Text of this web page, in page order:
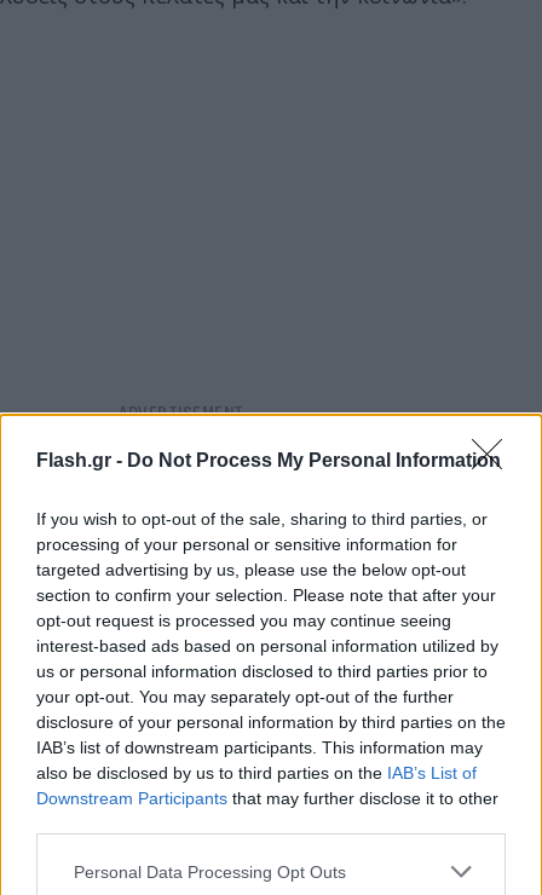
Flash.gr - Do Not Process My Personal Information
If you wish to opt-out of the sale, sharing to third parties, or
processing of your personal or sensitive information for
targeted advertising by us, please use the below opt-out
section to confirm your selection. Please note that after your
opt-out request is processed you may continue seeing
interest-based ads based on personal information utilized by
us or personal information disclosed to third parties prior to
your opt-out. You may separately opt-out of the further
disclosure of your personal information by third parties on the
IAB’s list of downstream participants. This information may
also be disclosed by us to third parties on the IAB’s List of
Downstream Participants that may further disclose it to other
Please note that this website/app uses one or more Google
Personal Data Processing Opt Outs
Η Vodafone αποτελεί κορυφαίο επαγγελματικό
προορισμό για νέα ταλέντα μέσα από μία σειρά